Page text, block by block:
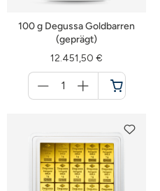
100 g Degussa Goldbarren
(geprägt)
12.451,50 €
für
Warenkorb